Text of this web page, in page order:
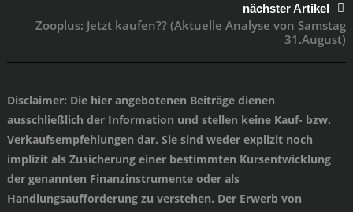
nächster Artikel
Zooplus: Jetzt kaufen?? (Aktuelle Analyse von Samstag
31.August)
Disclaimer: Die hier angebotenen Beiträge dienen
ausschließlich der Information und stellen keine Kauf- bzw.
Verkaufsempfehlungen dar. Sie sind weder explizit noch
implizit als Zusicherung einer bestimmten Kursentwicklung
der genannten Finanzinstrumente oder als
Handlungsaufforderung zu verstehen. Der Erwerb von